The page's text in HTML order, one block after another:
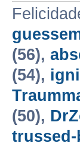
(56),
(54),
(50),